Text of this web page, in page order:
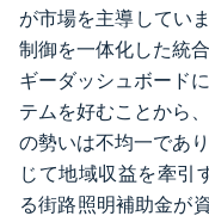
が市場を主導してい
制御を一体化した統
ギーダッシュボード
テムを好むことから
の勢いは不均一であ
じて地域収益を牽引
る街路照明補助金が